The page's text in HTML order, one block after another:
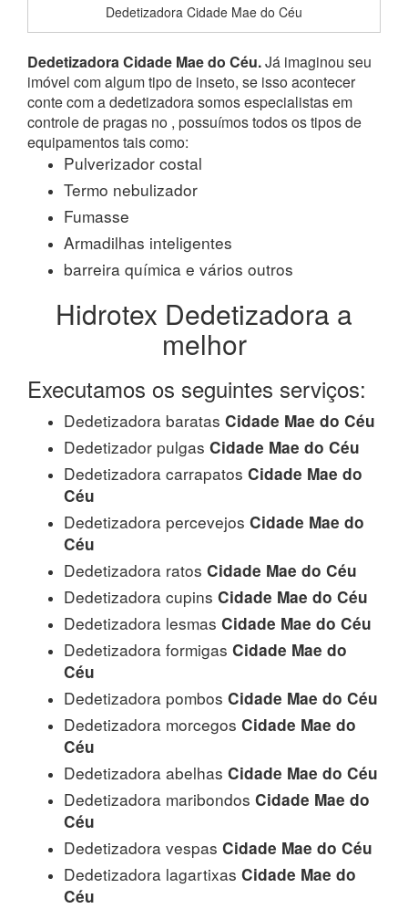
Dedetizadora Cidade Mae do Céu
Dedetizadora Cidade Mae do Céu.Já imaginou seu
imóvel com algum tipo de inseto, se isso acontecer
conte com a dedetizadora somos especialistas em
controle de pragas no , possuímos todos os tipos de
equipamentos tais como:
Pulverizador costal
Termo nebulizador
Fumasse
Armadilhas inteligentes
barreira química e vários outros
Hidrotex Dedetizadora a
melhor
Executamos os seguintes serviços:
Dedetizadora baratas Cidade Mae do Céu
Dedetizador pulgas Cidade Mae do Céu
Dedetizadora carrapatos Cidade Mae do
Céu
Dedetizadora percevejos Cidade Mae do
Céu
Dedetizadora ratos Cidade Mae do Céu
Dedetizadora cupins Cidade Mae do Céu
Dedetizadora lesmas Cidade Mae do Céu
Dedetizadora formigas Cidade Mae do
Céu
Dedetizadora pombos Cidade Mae do Céu
Dedetizadora morcegos Cidade Mae do
Céu
Dedetizadora abelhas Cidade Mae do Céu
Dedetizadora maribondos Cidade Mae do
Céu
Dedetizadora vespas Cidade Mae do Céu
Dedetizadora lagartixas Cidade Mae do
Céu